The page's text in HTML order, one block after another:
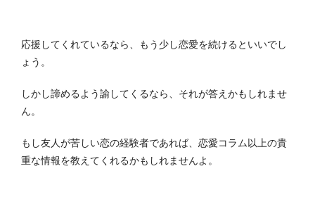
応援してくれているなら、もう少し恋愛を続けるといいでし
ょう。
しかし諦めるよう諭してくるなら、それが答えかもしれませ
ん。
もし友人が苦しい恋の経験者であれば、恋愛コラム以上の貴
重な情報を教えてくれるかもしれませんよ。